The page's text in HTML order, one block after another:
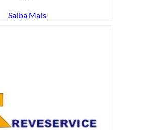
Saiba Mais